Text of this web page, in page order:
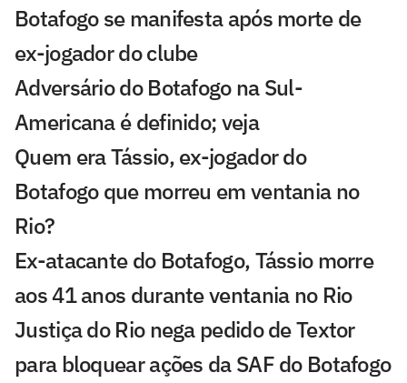
Botafogo se manifesta após morte de
ex-jogador do clube
Adversário do Botafogo na Sul-
Americana é definido; veja
Quem era Tássio, ex-jogador do
Botafogo que morreu em ventania no
Rio?
Ex-atacante do Botafogo, Tássio morre
aos 41 anos durante ventania no Rio
Justiça do Rio nega pedido de Textor
para bloquear ações da SAF do Botafogo